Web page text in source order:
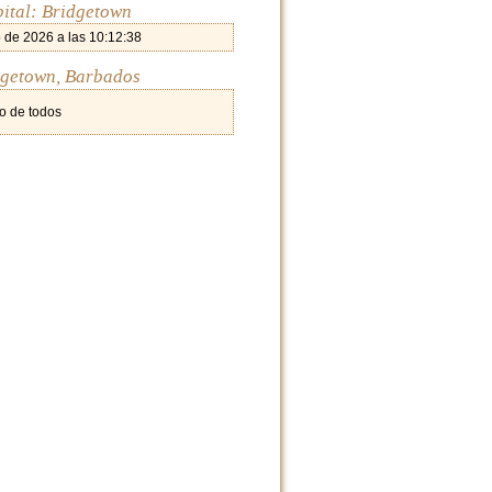
Bridgetown
de 2026 a las 10:12:38
Barbados
de todos